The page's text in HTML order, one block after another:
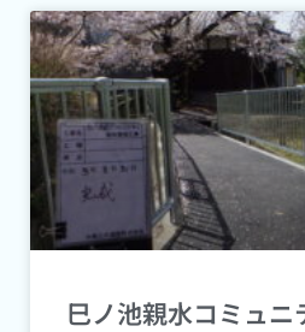
巳ノ池親水コミュニ